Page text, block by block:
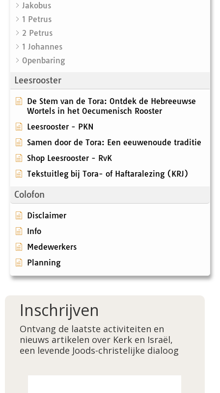
Jakobus
1 Petrus
2 Petrus
1 Johannes
Openbaring
Leesrooster
De Stem van de Tora: Ontdek de Hebreeuwse
Wortels in het Oecumenisch Rooster
Leesrooster - PKN
Samen door de Tora: Een eeuwenoude traditie
Shop Leesrooster - RvK
Tekstuitleg bij Tora- of Haftaralezing (KRJ)
Colofon
Disclaimer
Info
Medewerkers
Planning
Inschrijven
Ontvang de laatste activiteiten en
nieuws artikelen over Kerk en Israël,
een levende Joods-christelijke dialoog